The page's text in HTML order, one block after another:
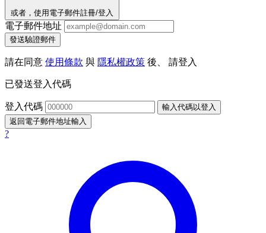
或者，使用電子郵件註冊/登入
電子郵件地址
發送驗證郵件
請在同意 使用條款 與 隱私權政策 後、 請登入
已發送登入代碼
登入代碼
輸入代碼以登入
返回電子郵件地址輸入
?